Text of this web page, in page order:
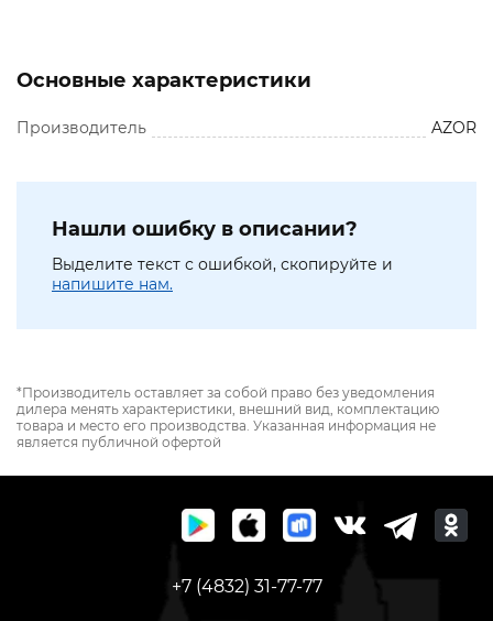
Основные характеристики
Производитель AZOR
Нашли ошибку в описании?
Выделите текст с ошибкой, скопируйте и
напишите нам.
*Производитель оставляет за собой право без уведомления
дилера менять характеристики, внешний вид, комплектацию
товара и место его производства. Указанная информация не
является публичной офертой
+7 (4832) 31-77-77